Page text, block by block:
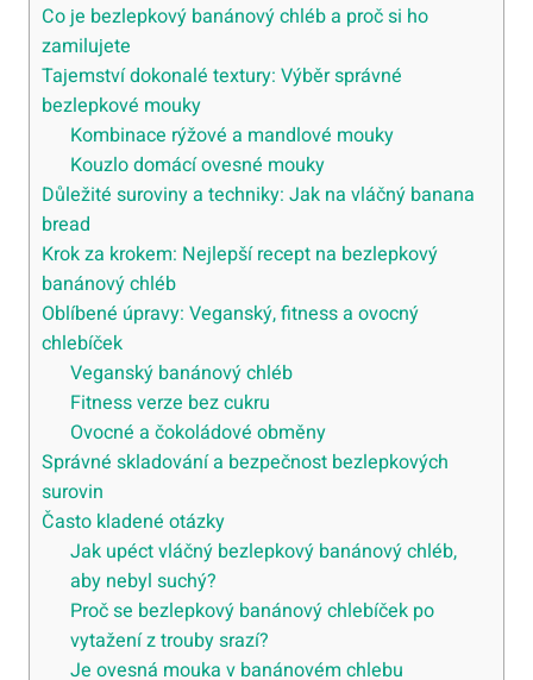
Co je bezlepkový banánový chléb a proč si ho
zamilujete
Tajemství dokonalé textury: Výběr správné
bezlepkové mouky
Kombinace rýžové a mandlové mouky
Kouzlo domácí ovesné mouky
Důležité suroviny a techniky: Jak na vláčný banana
bread
Krok za krokem: Nejlepší recept na bezlepkový
banánový chléb
Oblíbené úpravy: Veganský, fitness a ovocný
chlebíček
Veganský banánový chléb
Fitness verze bez cukru
Ovocné a čokoládové obměny
Správné skladování a bezpečnost bezlepkových
surovin
Často kladené otázky
Jak upéct vláčný bezlepkový banánový chléb,
aby nebyl suchý?
Proč se bezlepkový banánový chlebíček po
vytažení z trouby srazí?
Je ovesná mouka v banánovém chlebu